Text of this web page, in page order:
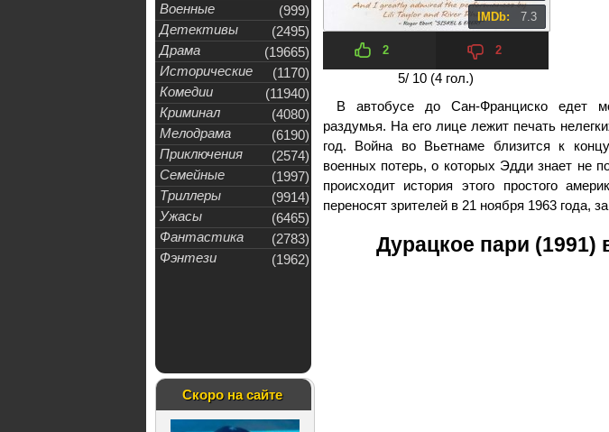
Военные
(999)
Детективы
(2495)
Драма
(19665)
Исторические
(1170)
Комедии
(11940)
Криминал
(4080)
Мелодрама
(6190)
Приключения
(2574)
Семейные
(1997)
Триллеры
(9914)
Ужасы
(6465)
Фантастика
(2783)
Фэнтези
(1962)
Скоро на сайте
IMDb: 7.3
2 2
5/ 10 (4гол.)
В автобусе до Сан-Франциско едет
раздумья. На его лице лежит печать
год. Война во Вьетнаме близится к
военных потерь, о которых Эдди знает не
происходит история этого простого
переносят зрителей в 21 ноября 1963 года,
Дурацкое пари (1991)